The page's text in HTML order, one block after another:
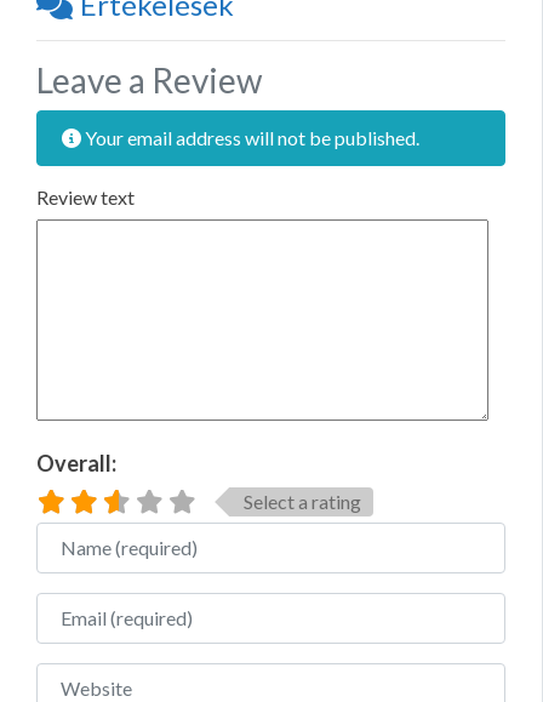
Leave a Review
Your email address will not be published.
Review text
Overall:
Select a rating
Name
Email
Website